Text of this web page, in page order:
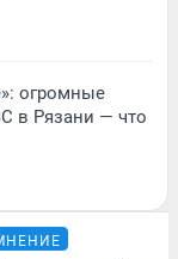
огромные
в Рязани — что